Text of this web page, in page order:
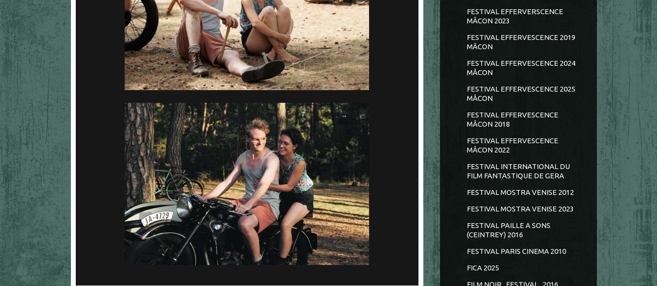
FESTIVAL EFFERVERSCENCE
MÂCON 2023
FESTIVAL EFFERVESCENCE 2019
MÂCON
FESTIVAL EFFERVESCENCE 2024
MÂCON
FESTIVAL EFFERVESCENCE 2025
MÂCON
FESTIVAL EFFERVESCENCE
MÂCON 2018
FESTIVAL EFFERVESCENCE
MÂCON 2022
FESTIVAL INTERNATIONAL DU
FILM FANTASTIQUE DE GERA
FESTIVAL MOSTRA VENISE 2012
FESTIVAL MOSTRA VENISE 2023
FESTIVAL PAILLE A SONS
(CEINTREY) 2016
FESTIVAL PARIS CINEMA 2010
FICA 2025